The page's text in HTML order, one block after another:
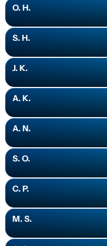
O. H.
S. H.
J. K.
A. K.
A. N.
S. O.
C. P.
M. S.